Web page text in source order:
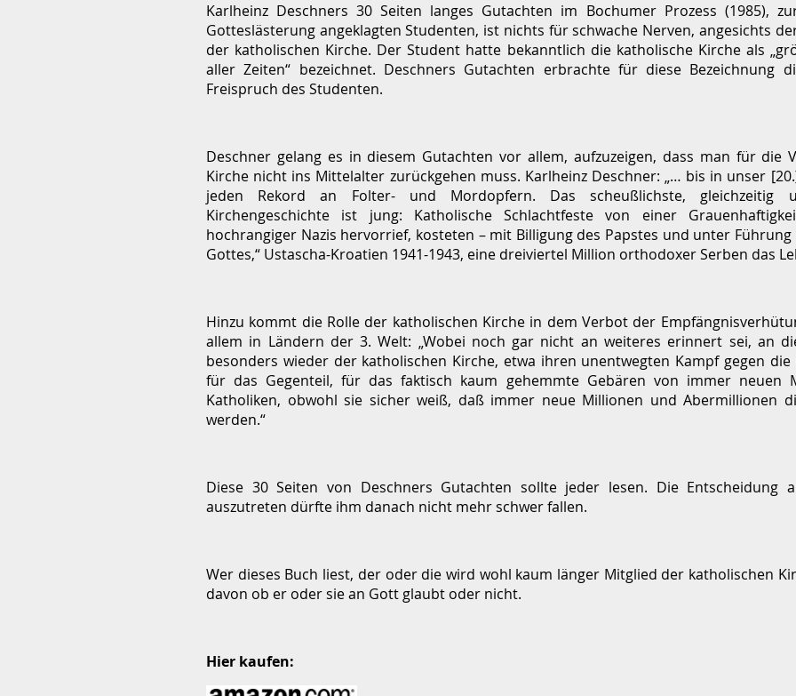
Karlheinz Deschners 30 Seiten langes Gutachten im Bochumer Prozess (1985),
Gotteslästerung angeklagten Studenten, ist nichts für schwache Nerven, angesichts
der katholischen Kirche. Der Student hatte bekanntlich die katholische Kirche als
aller Zeiten“ bezeichnet. Deschners Gutachten erbrachte für diese Bezeichnung
Freispruch des Studenten.
Deschner gelang es in diesem Gutachten vor allem, aufzuzeigen, dass man für die
Kirche nicht ins Mittelalter zurückgehen muss. Karlheinz Deschner: „… bis in unser
jeden Rekord an Folter- und Mordopfern. Das scheußlichste, gleichzeitig
Kirchengeschichte ist jung: Katholische Schlachtfeste von einer
hochrangiger Nazis hervorrief, kosteten – mit Billigung des Papstes und unter Führung
Gottes,“ Ustascha-Kroatien 1941-1943, eine dreiviertel Million orthodoxer Serben das
Hinzu kommt die Rolle der katholischen Kirche in dem Verbot der
allem in Ländern der 3. Welt: „Wobei noch gar nicht an weiteres erinnert sei, an
besonders wieder der katholischen Kirche, etwa ihren unentwegten Kampf gegen
für das Gegenteil, für das faktisch kaum gehemmte Gebären von immer neuen
Katholiken, obwohl sie sicher weiß, daß immer neue Millionen und Abermillionen
werden.“
Diese 30 Seiten von Deschners Gutachten sollte jeder lesen. Die Entscheidung
auszutreten dürfte ihm danach nicht mehr schwer fallen.
Wer dieses Buch liest, der oder die wird wohl kaum länger Mitglied der katholischen
davon ob er oder sie an Gott glaubt oder nicht.
Hier kaufen: